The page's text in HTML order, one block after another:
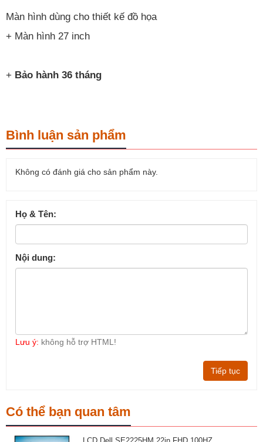
Màn hình dùng cho thiết kế đồ họa
+ Màn hình 27 inch
+ Bảo hành 36 tháng
Bình luận sản phẩm
Không có đánh giá cho sản phẩm này.
Họ & Tên:
Nội dung:
Lưu ý: không hỗ trợ HTML!
Tiếp tục
Có thể bạn quan tâm